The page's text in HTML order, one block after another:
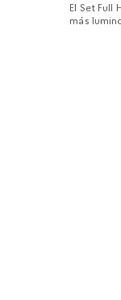
El Set
más